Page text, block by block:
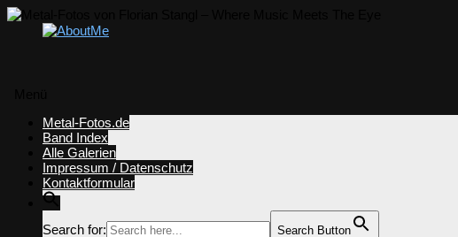
springen
Metal-Fotos.de
Band Index
Alle Galerien
Impressum / Datenschutz
Kontaktformular
Search for: Search Button